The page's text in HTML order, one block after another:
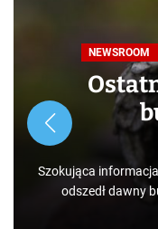
NEWSROOM
Szokująca
odszedł dawny